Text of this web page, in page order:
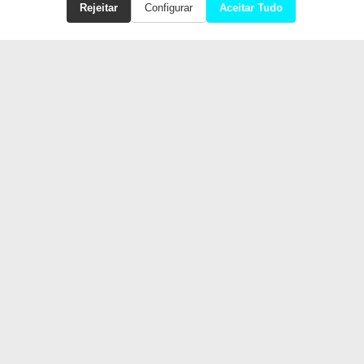
Rejeitar Configurar Aceitar Tudo